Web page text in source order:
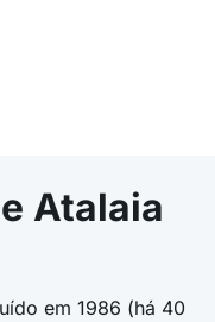
Atalaia
em 1986 (há 40